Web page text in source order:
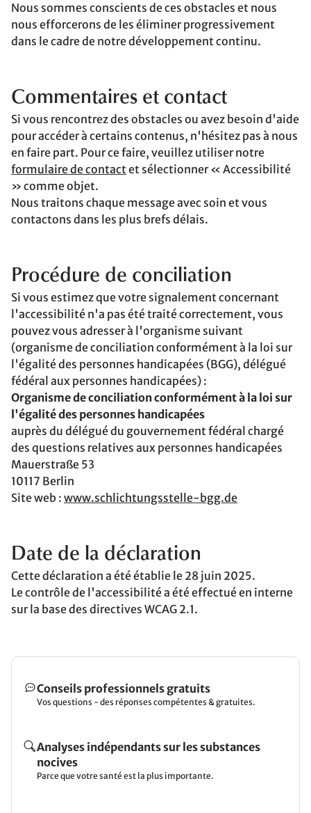
Nous sommes conscients de ces obstacles et nous
nous efforcerons de les éliminer progressivement
dans le cadre de notre développement continu.
Commentaires et contact
Si vous rencontrez des obstacles ou avez besoin d'aide
pour accéder à certains contenus, n'hésitez pas à nous
en faire part. Pour ce faire, veuillez utiliser notre
formulaire de contactet sélectionner « Accessibilité
» comme objet.
Nous traitons chaque message avec soin et vous
contactons dans les plus brefs délais.
Procédure de conciliation
Si vous estimez que votre signalement concernant
l'accessibilité n'a pas été traité correctement, vous
pouvez vous adresser à l'organisme suivant
(organisme de conciliation conformément à la loi sur
l'égalité des personnes handicapées (BGG), délégué
fédéral aux personnes handicapées) :
Organisme de conciliation conformément à la loi sur
l'égalité des personnes handicapées
auprès du délégué du gouvernement fédéral chargé
des questions relatives aux personnes handicapées
Mauerstraße 53
10117 Berlin
Site web : www.schlichtungsstelle-bgg.de
Date de la déclaration
Cette déclaration a été établie le 28 juin 2025.
Le contrôle de l'accessibilité a été effectué en interne
sur la base des directives WCAG 2.1.
Conseils professionnels gratuits
Vos questions - des réponses compétentes & gratuites.
Analyses indépendants sur les substances
nocives
Parce que votre santé est la plus importante.